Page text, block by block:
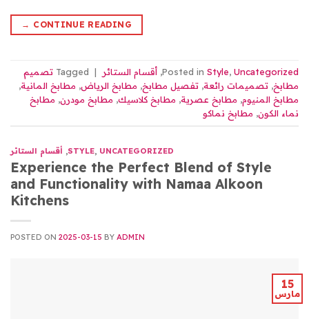
CONTINUE READING
→
Posted in Style, Uncategorized
, أقسام الستائر |
Tagged تصميم
مطابخ, تصميمات رائعة, تفصيل مطابخ, مطابخ الرياض, مطابخ المانية,
مطابخ المنيوم, مطابخ عصرية, مطابخ كلاسيك, مطابخ مودرن, مطابخ
نماء الكون, مطابخ نماكو
STYLE, UNCATEGORIZED
, أقسام الستائر
Experience the Perfect Blend of Style
and Functionality with Namaa Alkoon
Kitchens
POSTED ON 2025-03-15 BY ADMIN
15
مارس